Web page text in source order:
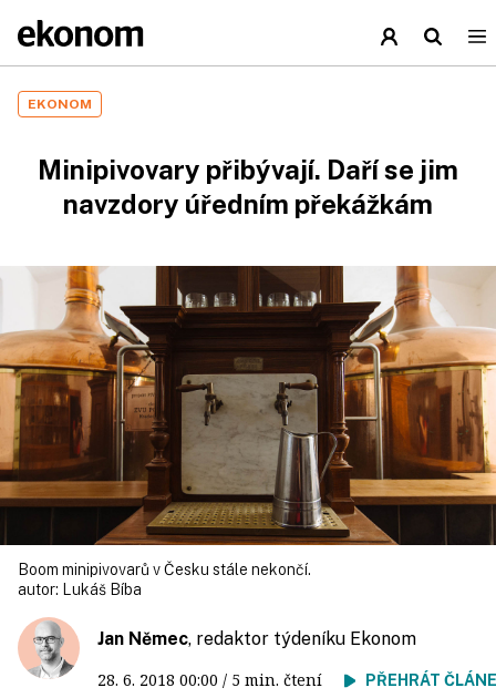
EKONOM
Minipivovary přibývají. Daří se jim
navzdory úředním překážkám
Boom minipivovarů v Česku stále nekončí.
autor:
Lukáš Bíba
Jan Němec, redaktor týdeníku Ekonom
28. 6. 2018 00:00 / 5 min. čtení PŘEHRÁT